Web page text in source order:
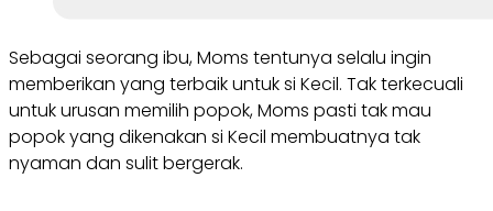
Sebagai seorang ibu, Moms tentunya selalu ingin
memberikan yang terbaik untuk si Kecil. Tak terkecuali
untuk urusan memilih popok, Moms pasti tak mau
popok yang dikenakan si Kecil membuatnya tak
nyaman dan sulit bergerak.